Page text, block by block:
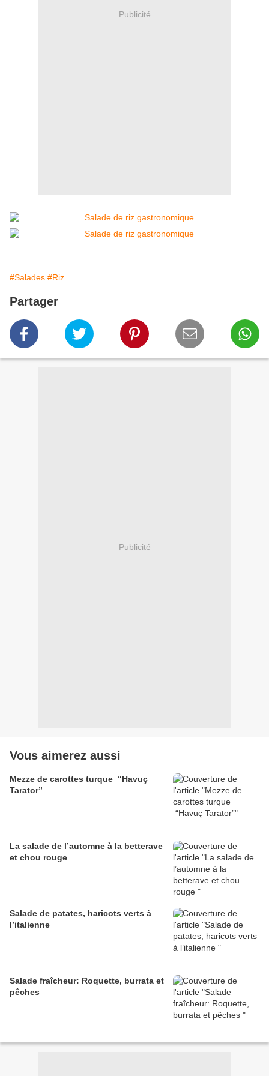
Publicité
#Salades #Riz
Partager
Publicité
Vous aimerez aussi
Mezze de carottes turque “Havuç
Tarator”
La salade de l’automne à la betterave
et chou rouge
Salade de patates, haricots verts à
l’italienne
Salade fraîcheur: Roquette, burrata et
pêches